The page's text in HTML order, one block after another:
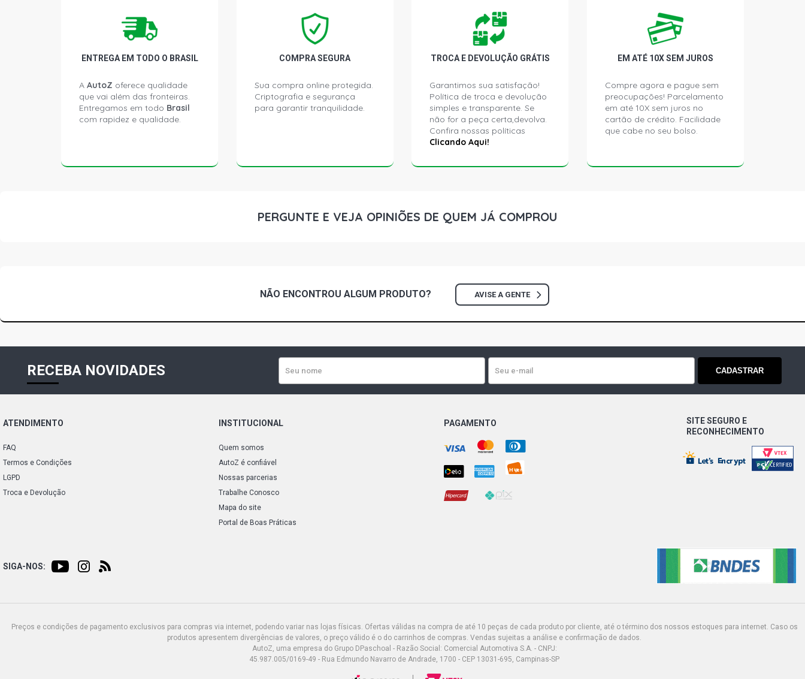
ENTREGA EM TODO O BRASIL
A AutoZ oferece qualidade
que vai além das fronteiras.
Entregamos em todo Brasil
com rapidez e qualidade.
COMPRA SEGURA
Sua compra online protegida.
Criptografia e segurança
para garantir tranquilidade.
TROCA E DEVOLUÇÃO GRÁTIS
Garantimos sua satisfação!
Política de troca e devolução
simples e transparente. Se
não for a peça certa,devolva.
Confira nossas políticas
Clicando Aqui!
EM ATÉ 10X SEM JUROS
Compre agora e pague sem
preocupações! Parcelamento
em até 10X sem juros no
cartão de crédito. Facilidade
que cabe no seu bolso.
PERGUNTE E VEJA OPINIÕES DE QUEM JÁ COMPROU
NÃO ENCONTROU ALGUM PRODUTO? AVISE A GENTE
RECEBA NOVIDADES CADASTRAR
ATENDIMENTO
FAQ
Termos e Condições
LGPD
Troca e Devolução
INSTITUCIONAL
Quem somos
AutoZ é confiável
Nossas parcerias
Trabalhe Conosco
Mapa do site
Portal de Boas Práticas
PAGAMENTO
SITE SEGURO E
RECONHECIMENTO
SIGA-NOS:
Preços e condições de pagamento exclusivos para compras via internet, podendo variar nas lojas físicas. Ofertas válidas na compra de até 10 peças de cada produto por cliente, até o término dos nossos estoques para internet. Caso os
produtos apresentem divergências de valores, o preço válido é o do carrinhos de compras. Vendas sujeitas a análise e confirmação de dados.
AutoZ, uma empresa do Grupo DPaschoal - Razão Social: Comercial Automotiva S.A. - CNPJ:
45.987.005/0169-49 - Rua Edmundo Navarro de Andrade, 1700 - CEP 13031-695, Campinas-SP